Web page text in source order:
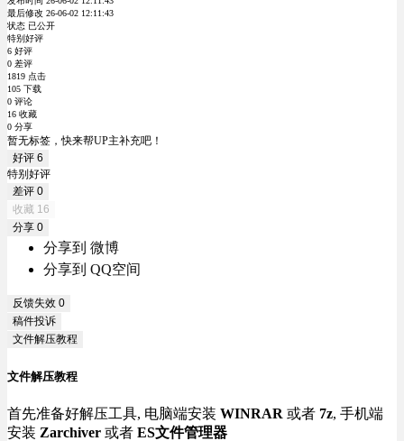
最后修改 26-06-02 12:11:43
状态 已公开
特别好评
6 好评
0 差评
1819 点击
105 下载
0 评论
16 收藏
0 分享
暂无标签，快来帮UP主补充吧！
好评 6
特别好评
差评 0
收藏 16
分享 0
分享到 微博
分享到 QQ空间
反馈失效 0
稿件投诉
文件解压教程
文件解压教程
首先准备好解压工具, 电脑端安装 WINRAR 或者 7z, 手机端
安装 Zarchiver 或者 ES文件管理器